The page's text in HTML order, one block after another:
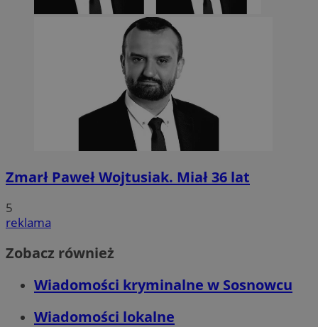
Zmarł Paweł Wojtusiak. Miał 36 lat
5
reklama
Zobacz również
Wiadomości kryminalne w Sosnowcu
Wiadomości lokalne